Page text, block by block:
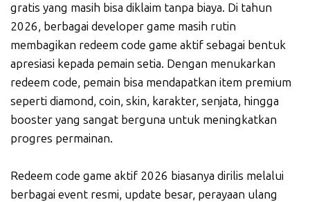
gratis yang masih bisa diklaim tanpa biaya. Di tahun
2026, berbagai developer game masih rutin
membagikan redeem code game aktif sebagai bentuk
apresiasi kepada pemain setia. Dengan menukarkan
redeem code, pemain bisa mendapatkan item premium
seperti diamond, coin, skin, karakter, senjata, hingga
booster yang sangat berguna untuk meningkatkan
progres permainan.
Redeem code game aktif 2026 biasanya dirilis melalui
berbagai event resmi, update besar, perayaan ulang